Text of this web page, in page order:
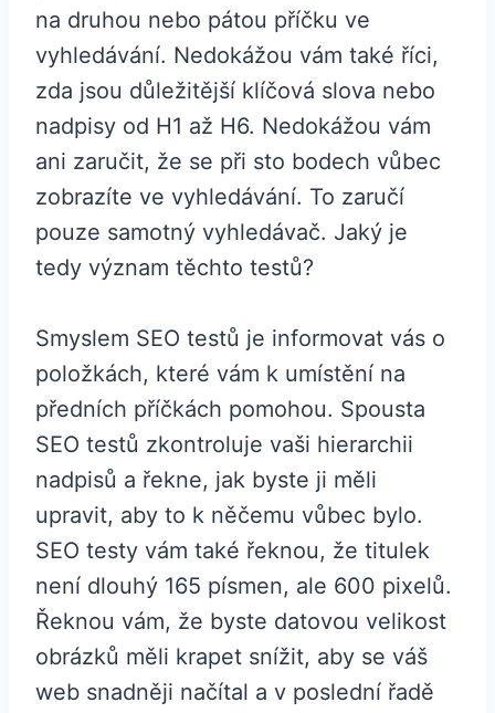
na druhou nebo pátou příčku ve
vyhledávání. Nedokážou vám také říci,
zda jsou důležitější klíčová slova nebo
nadpisy od H1 až H6. Nedokážou vám
ani zaručit, že se při sto bodech vůbec
zobrazíte ve vyhledávání. To zaručí
pouze samotný vyhledávač. Jaký je
tedy význam těchto testů?
Smyslem SEO testů je informovat vás o
položkách, které vám k umístění na
předních příčkách pomohou. Spousta
SEO testů zkontroluje vaši hierarchii
nadpisů a řekne, jak byste ji měli
upravit, aby to k něčemu vůbec bylo.
SEO testy vám také řeknou, že titulek
není dlouhý 165 písmen, ale 600 pixelů.
Řeknou vám, že byste datovou velikost
obrázků měli krapet snížit, aby se váš
web snadněji načítal a v poslední řadě